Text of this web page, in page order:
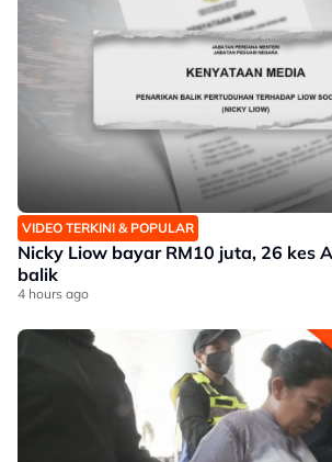
VIDEO TERKINI & POPULAR
Nicky Liow bayar RM10 juta, 26 kes
balik
4 hours ago